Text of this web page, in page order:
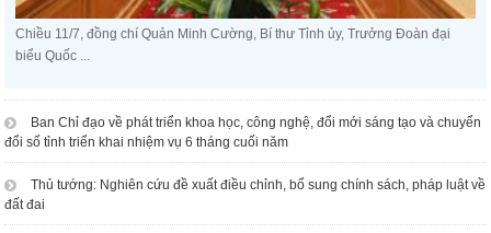
Chiều 11/7, đồng chí Quản Minh Cường, Bí thư Tỉnh ủy, Trưởng Đoàn đại
biểu Quốc ...
Ban Chỉ đạo về phát triển khoa học, công nghệ, đổi mới sáng tạo và chuyển
đổi số tỉnh triển khai nhiệm vụ 6 tháng cuối năm
Thủ tướng: Nghiên cứu đề xuất điều chỉnh, bổ sung chính sách, pháp luật về
đất đai